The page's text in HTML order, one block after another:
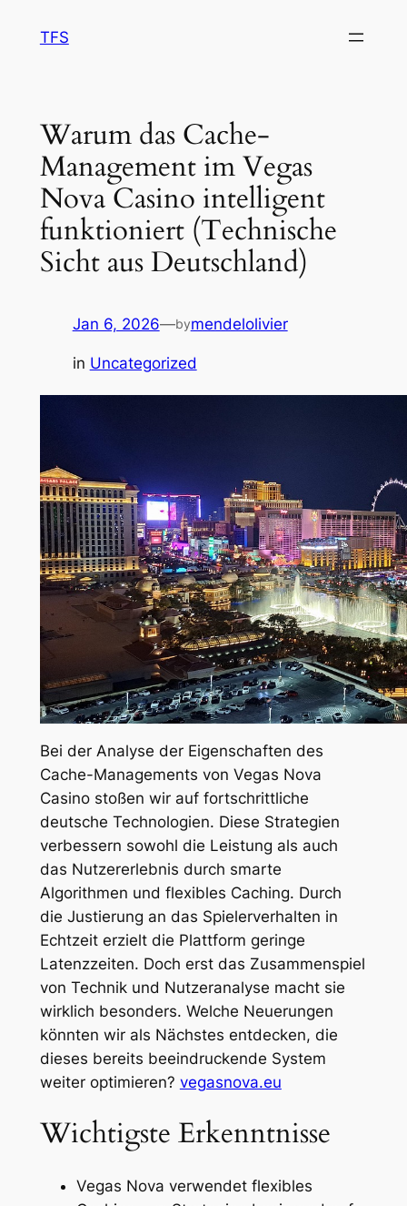
TFS
Warum das Cache-
Management im Vegas
Nova Casino intelligent
funktioniert (Technische
Sicht aus Deutschland)
Jan 6, 2026—bymendelolivier
in Uncategorized
Bei der Analyse der Eigenschaften des
Cache-Managements von Vegas Nova
Casino stoßen wir auf fortschrittliche
deutsche Technologien. Diese Strategien
verbessern sowohl die Leistung als auch
das Nutzererlebnis durch smarte
Algorithmen und flexibles Caching. Durch
die Justierung an das Spielerverhalten in
Echtzeit erzielt die Plattform geringe
Latenzzeiten. Doch erst das Zusammenspiel
von Technik und Nutzeranalyse macht sie
wirklich besonders. Welche Neuerungen
könnten wir als Nächstes entdecken, die
dieses bereits beeindruckende System
weiter optimieren? vegasnova.eu
Wichtigste Erkenntnisse
Vegas Nova verwendet flexibles